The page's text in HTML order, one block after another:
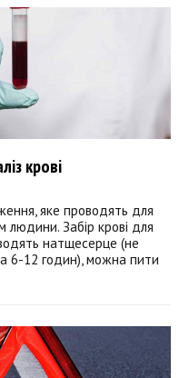
крові
яке проводять для
людини. Забір крові для
натщесерце (не
6-12 годин), можна пити